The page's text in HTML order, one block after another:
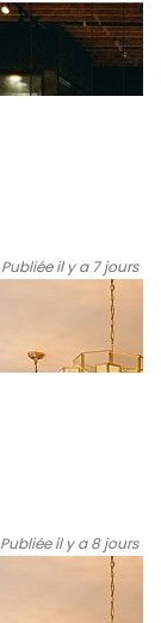
Publiée il y a 7 jours
Publiée il y a 8 jours